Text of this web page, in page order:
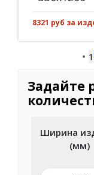
8321 руб за
1
Задайте
Ширина
(мм)